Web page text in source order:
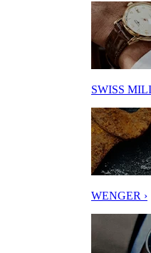
SWISS
WENGER ›